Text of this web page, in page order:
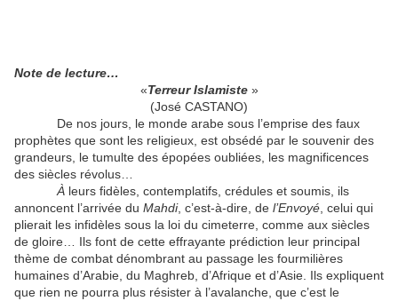
Note de lecture…
«Terreur Islamiste»
(José CASTANO)
De nos jours, le monde arabe sous l’emprise des faux
prophètes que sont les religieux, est obsédé par le souvenir des
grandeurs, le tumulte des épopées oubliées, les magnificences
des siècles révolus…
À leurs fidèles, contemplatifs, crédules et soumis, ils
annoncent l’arrivée du Mahdi, c’est-à-dire, de l’Envoyé , celui qui
plierait les infidèles sous la loi du cimeterre, comme aux siècles
de gloire… Ils font de cette effrayante prédiction leur principal
thème de combat dénombrant au passage les fourmilières
humaines d’Arabie, du Maghreb, d’Afrique et d’Asie. Ils expliquent
que rien ne pourra plus résister à l’avalanche, que c’est le